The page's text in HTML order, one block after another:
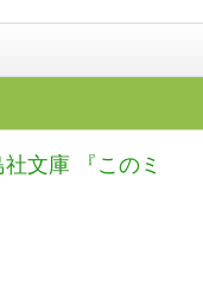
文庫 『このミ